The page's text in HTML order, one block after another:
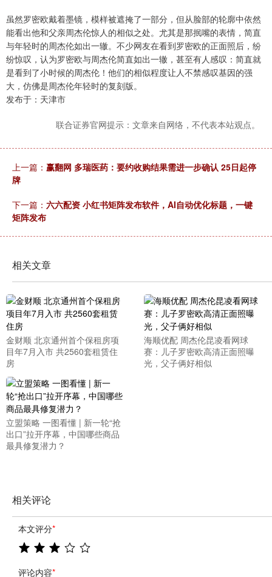
虽然罗密欧戴着墨镜，模样被遮掩了一部分，但从脸部的轮廓中依然
能看出他和父亲周杰伦惊人的相似之处。尤其是那抿嘴的表情，简直
与年轻时的周杰伦如出一辙。不少网友在看到罗密欧的正面照后，纷
纷惊叹，认为罗密欧与周杰伦简直如出一辙，甚至有人感叹：简直就
是看到了小时候的周杰伦！他们的相似程度让人不禁感叹基因的强
大，仿佛是周杰伦年轻时的复刻版。
发布于：天津市
联合证券官网提示：文章来自网络，不代表本站观点。
上一篇： 赢翻网 多瑞医药：要约收购结果需进一步确认 25日起停
牌
下一篇： 六六配资 小红书矩阵发布软件，AI自动优化标题，一键
矩阵发布
相关文章
金财顺 北京通州首个保租房项
目年7月入市 共2560套租赁住
房
海顺优配 周杰伦昆凌看网球
赛：儿子罗密欧高清正面照曝
光，父子俩好相似
立盟策略 一图看懂 | 新一轮“抢
出口”拉开序幕，中国哪些商品
最具修复潜力？
相关评论
本文评分*
评论内容*